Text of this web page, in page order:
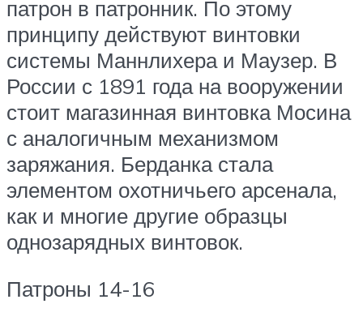
патрон в патронник. По этому
принципу действуют винтовки
системы Маннлихера и Маузер. В
России с 1891 года на вооружении
стоит магазинная винтовка Мосина
с аналогичным механизмом
заряжания. Берданка стала
элементом охотничьего арсенала,
как и многие другие образцы
однозарядных винтовок.
Патроны 14-16